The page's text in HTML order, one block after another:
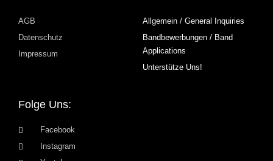
AGB
Datenschutz
Impressum
Allgemein / General Inquiries
Bandbewerbungen / Band
Applications
Unterstütze Uns!
Folge Uns:
Facebook
Instagram